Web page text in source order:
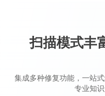
扫描模式丰
集成多种修复功能，一站
专业知